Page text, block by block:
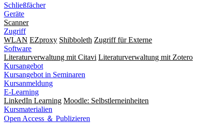
Schließfächer
Geräte
Scanner
Zugriff
WLAN EZproxy Shibboleth Zugriff für Externe
Software
Literaturverwaltung mit Citavi Literaturverwaltung mit Zotero
Kursangebot
Kursangebot in Seminaren
Kursanmeldung
E-Learning
LinkedIn Learning Moodle: Selbstlerneinheiten
Kursmaterialien
Open Access ＆ Publizieren